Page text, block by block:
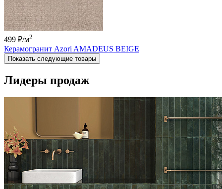
499 ₽/м2
Керамогранит Azori AMADEUS BEIGE
Показать следующие товары
Лидеры продаж